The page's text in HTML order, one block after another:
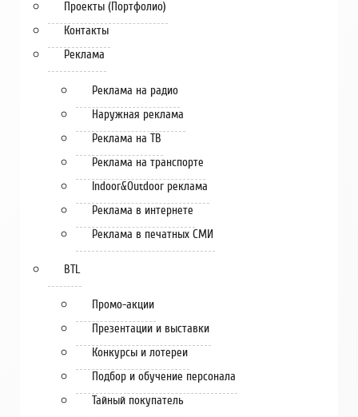
Проекты (Портфолио)
Контакты
Реклама
Реклама на радио
Наружная реклама
Реклама на ТВ
Реклама на транспорте
Indoor&Outdoor реклама
Реклама в интернете
Реклама в печатных СМИ
BTL
Промо-акции
Презентации и выставки
Конкурсы и лотереи
Подбор и обучение персонала
Тайный покупатель